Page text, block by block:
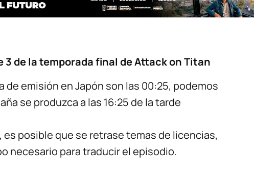
3 de la temporada final de Attack on Titan
de emisión en Japón son las 00:25, podemos
se produzca a las 16:25 de la tarde
es posible que se retrase temas de licencias,
necesario para traducir el episodio.